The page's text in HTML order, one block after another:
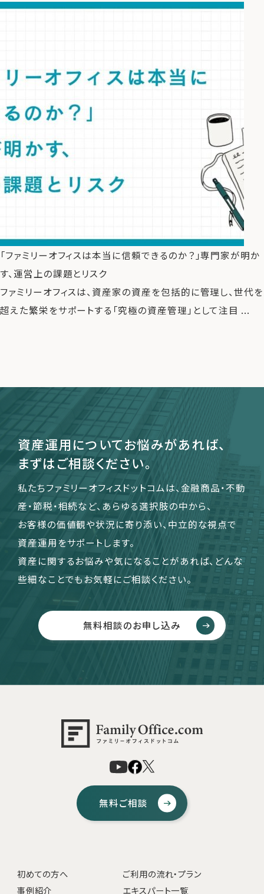
「ファミリーオフィスは本当に信頼できるのか？」専門家が明か
す、運営上の課題とリスク
ファミリーオフィスは、資産家の資産を包括的に管理し、世代を
超えた繁栄をサポートする「究極の資産管理」として注目 ...
資産運用についてお悩みがあれば、
まずはご相談ください。
私たちファミリーオフィスドットコムは、金融商品・不動
産・節税・相続など、あらゆる選択肢の中から、
お客様の価値観や状況に寄り添い、中立的な視点で
資産運用をサポートします。
資産に関するお悩みや気になることがあれば、どんな
些細なことでもお気軽にご相談ください。
無料相談のお申し込み
無料ご相談
初めての方へ
ご利用の流れ・プラン
事例紹介
エキスパート一覧